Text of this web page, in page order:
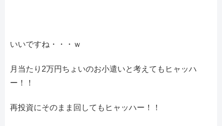
いいですね・・・ｗ
月当たり2万円ちょいのお小遣いと考えてもヒャッハ
ー！！
再投資にそのまま回してもヒャッハー！！